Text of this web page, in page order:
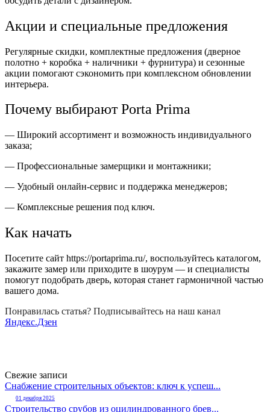
Акции и специальные предложения
Регулярные скидки, комплектные предложения (дверное
полотно + коробка + наличники + фурнитура) и сезонные
акции помогают сэкономить при комплексном обновлении
интерьера.
Почему выбирают Porta Prima
— Широкий ассортимент и возможность индивидуального
заказа;
— Профессиональные замерщики и монтажники;
— Удобный онлайн-сервис и поддержка менеджеров;
— Комплексные решения под ключ.
Как начать
Посетите сайт https://portaprima.ru/, воспользуйтесь каталогом,
закажите замер или приходите в шоурум — и специалисты
помогут подобрать дверь, которая станет гармоничной частью
вашего дома.
Понравилась статья? Подписывайтесь на наш канал
Яндекс.Дзен
Свежие записи
Снабжение строительных объектов: ключ к успеш...
01 декабря 2025
Строительство срубов из оцилиндрованного брев...